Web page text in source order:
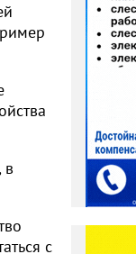
в
с